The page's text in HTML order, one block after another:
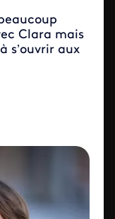
Clara mais
s’ouvrir aux